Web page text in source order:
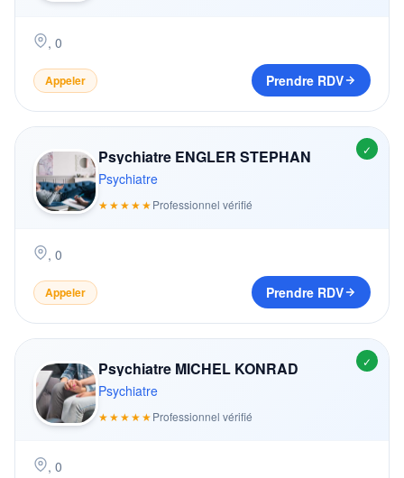
, 0
Appeler Prendre RDV
✓
Psychiatre ENGLER STEPHAN
Psychiatre
★★★★★Professionnel vérifié
, 0
Appeler Prendre RDV
✓
Psychiatre MICHEL KONRAD
Psychiatre
★★★★★Professionnel vérifié
, 0